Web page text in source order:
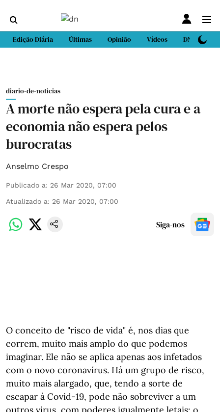
Edição Diária Últimas Opinião Vídeos DN Sport
diario-de-noticias
A morte não espera pela cura e a
economia não espera pelos
burocratas
Anselmo Crespo
Publicado a: 26 Mar 2020, 07:00
Atualizado a: 26 Mar 2020, 07:00
Siga-nos
O conceito de "risco de vida" é, nos dias que
correm, muito mais amplo do que podemos
imaginar. Ele não se aplica apenas aos infetados
com o novo coronavírus. Há um grupo de risco,
muito mais alargado, que, tendo a sorte de
escapar à Covid-19, pode não sobreviver a um